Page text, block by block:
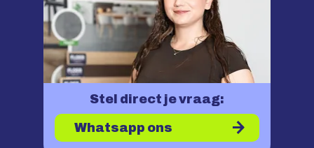
Stel direct je vraag:
Whatsapp ons